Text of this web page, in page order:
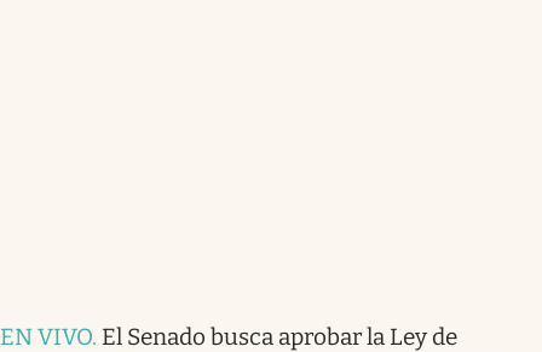
EN VIVO. El Senado busca aprobar la Ley de